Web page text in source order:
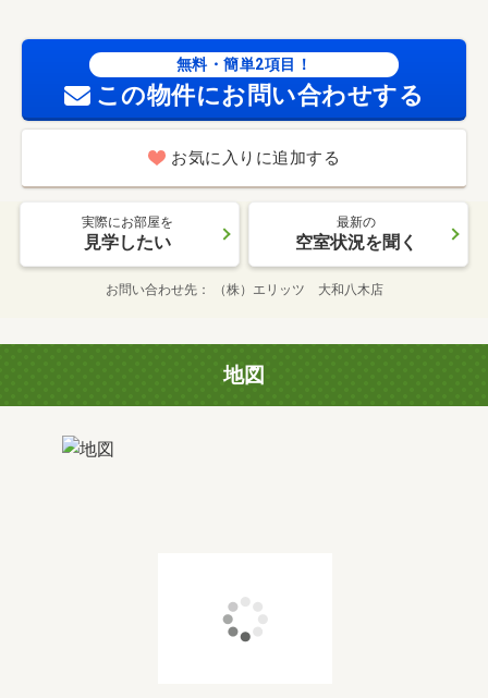
無料・簡単2項目！
この物件にお問い合わせする
お気に入りに追加する
実際にお部屋を
見学したい
最新の
空室状況を聞く
お問い合わせ先 （株）エリッツ 大和八木店
地図